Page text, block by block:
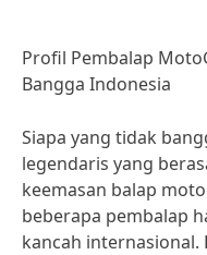
Profil Pembalap
Bangga Indonesia
Siapa yang tidak
legendaris yang
keemasan balap
beberapa pembalap
kancah